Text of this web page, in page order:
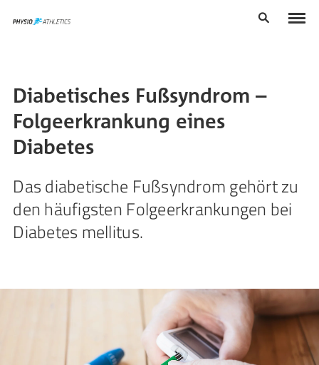
Diabetisches Fußsyndrom –
Folgeerkrankung eines
Diabetes
Das diabetische Fußsyndrom gehört zu
den häufigsten Folgeerkrankungen bei
Diabetes mellitus.